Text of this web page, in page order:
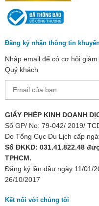
Đăng ký nhận thông tin
Nhập email để có cơ hội
Quý khách
GIẤY PHÉP KINH DOANH
Số GP/ No: 79-042/ 2019/
Do Tổng Cục Du Lịch cấp
Số ĐKKD: 031.41.822.48
TPHCM.
Đăng ký lần đầu ngày 11/01/
26/10/2017
Kết nối với chúng tôi